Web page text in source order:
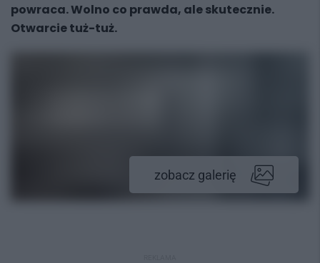
powraca. Wolno co prawda, ale skutecznie.
Otwarcie tuż-tuż.
zobacz galerię